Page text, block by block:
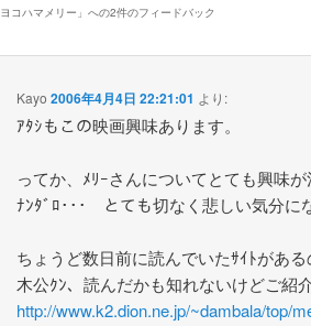
ヨコハマメリー 」への2件のフィードバック
Kayo 2006年4月4日 22:21:01 より:
ｱﾀｼもこの映画興味あります。
ってか、ﾒﾘｰさんについてとても興味が
ﾅﾝﾀﾞﾛ･･･ とても切なく悲しい気分に
ちょうど数日前に読んでいたｻｲﾄがあ
木公ｸﾝ、読んだかも知れないけどご紹介
http://www.k2.dion.ne.jp/~dambala/top/